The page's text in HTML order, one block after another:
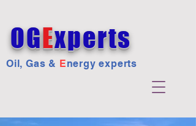
OGExperts
Oil, Gas & Energy experts